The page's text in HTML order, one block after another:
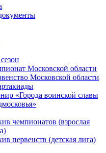
Московской области
Московской области
«Города воинской славы
чемпионатов (взрослая
первенств (детская лига)